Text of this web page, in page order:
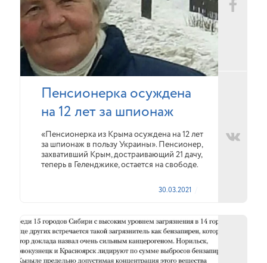
Пенсионерка осуждена
на 12 лет за шпионаж
«Пенсионерка из Крыма осуждена на 12 лет
за шпионаж в пользу Украины». Пенсионер,
захвативший Крым, достраивающий 21 дачу,
теперь в Геленджике, остается на свободе.
30.03.2021